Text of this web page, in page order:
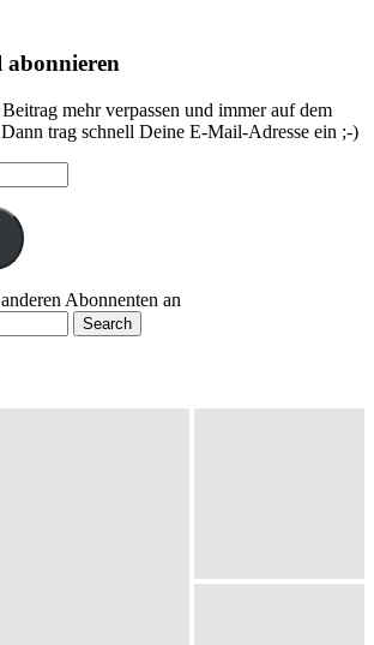
mehr verpassen und immer auf dem
trag schnell Deine E-Mail-Adresse ein ;-)
Abonnenten an